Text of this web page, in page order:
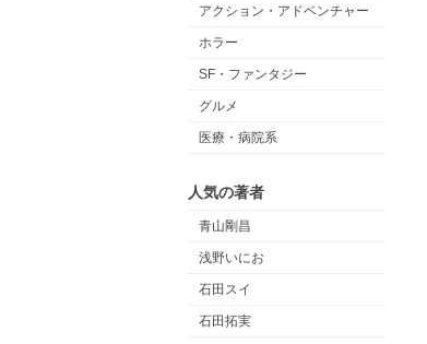
アクション・アドベンチャー
ホラー
SF・ファンタジー
グルメ
医療・病院系
人気の著者
青山剛昌
浅野いにお
石田スイ
石田拓実